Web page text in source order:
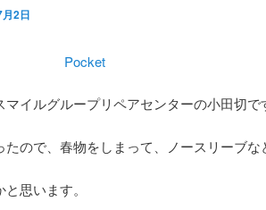
2日
Pocket
マイルグループリペアセンターの小田切で
たので、春物をしまって、ノースリーブな
思います。